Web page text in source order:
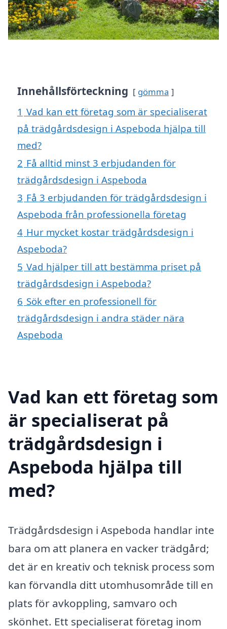
Innehållsförteckning gömma
1 Vad kan ett företag som är specialiserat
på trädgårdsdesign i Aspeboda hjälpa till
med?
2 Få alltid minst 3 erbjudanden för
trädgårdsdesign i Aspeboda
3 Få 3 erbjudanden för trädgårdsdesign i
Aspeboda från professionella företag
4 Hur mycket kostar trädgårdsdesign i
Aspeboda?
5 Vad hjälper till att bestämma priset på
trädgårdsdesign i Aspeboda?
6 Sök efter en professionell för
trädgårdsdesign i andra städer nära
Aspeboda
Vad kan ett företag som
är specialiserat på
trädgårdsdesign i
Aspeboda hjälpa till
med?
Trädgårdsdesign i Aspeboda handlar inte
bara om att planera en vacker trädgård;
det är en kreativ och teknisk process som
kan förvandla ditt utomhusområde till en
plats för avkoppling, samvaro och
skönhet. Ett specialiserat företag inom